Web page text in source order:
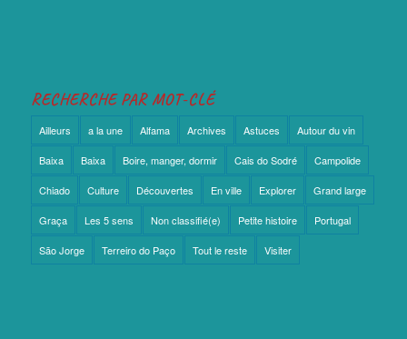
RECHERCHE PAR MOT-CLÉ
Ailleurs a la une Alfama Archives Astuces Autour du vin
Baixa Baixa Boire, manger, dormir Cais do Sodré Campolide
Chiado Culture Découvertes En ville Explorer Grand large
Graça Les 5 sens Non classifié(e) Petite histoire Portugal
São Jorge Terreiro do Paço Tout le reste Visiter